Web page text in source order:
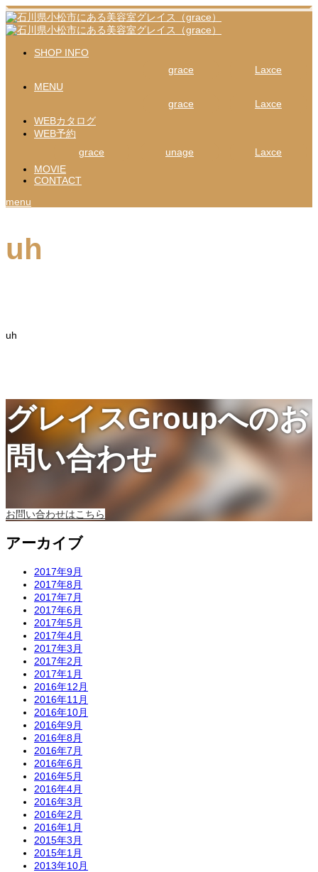
SHOP INFO
grace
Laxce
MENU
grace
Laxce
WEBカタログ
WEB予約
grace
unage
Laxce
MOVIE
CONTACT
menu
uh
uh
グレイスGroupへのお
問い合わせ
お問い合わせはこちら
アーカイブ
2017年9月
2017年8月
2017年7月
2017年6月
2017年5月
2017年4月
2017年3月
2017年2月
2017年1月
2016年12月
2016年11月
2016年10月
2016年9月
2016年8月
2016年7月
2016年6月
2016年5月
2016年4月
2016年3月
2016年2月
2016年1月
2015年3月
2015年1月
2013年10月